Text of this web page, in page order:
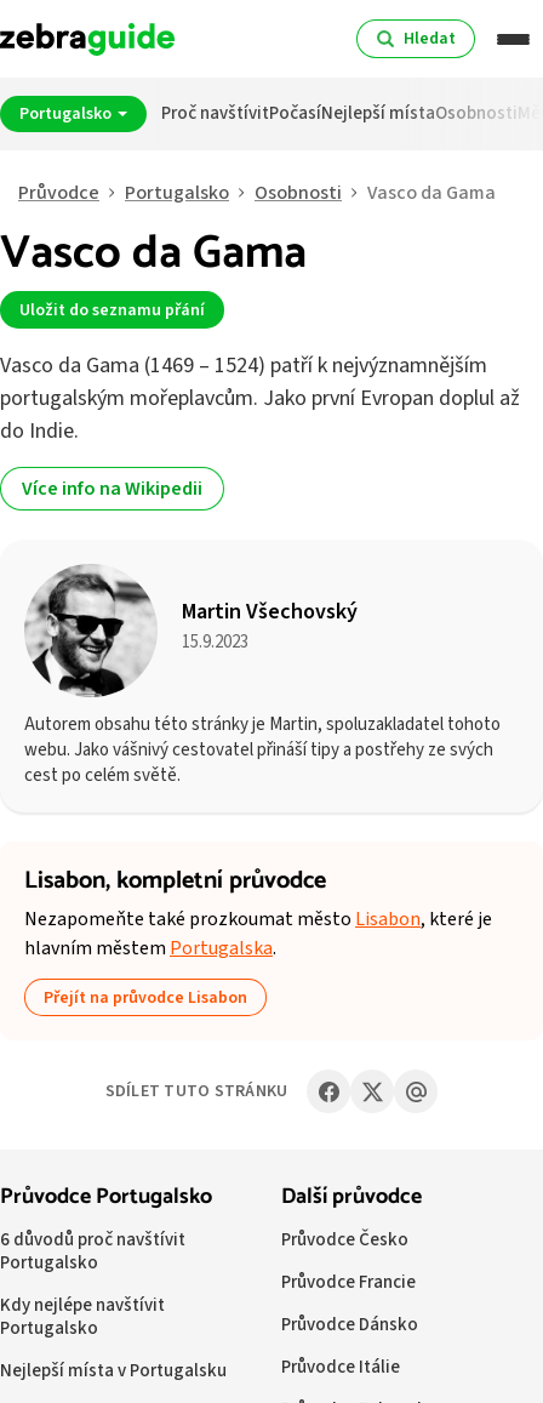
Hledat
Portugalsko Proč navštívitPočasíNejlepší místaOsobnosti
Průvodce Portugalsko Osobnosti Vasco da Gama
Vasco da Gama
Uložit do seznamu přání
Vasco da Gama (1469 – 1524) patří k nejvýznamnějším
portugalským mořeplavcům. Jako první Evropan doplul až
do Indie.
Více info na Wikipedii
Martin Všechovský
15.9.2023
Autorem obsahu této stránky je Martin, spoluzakladatel tohoto
webu. Jako vášnivý cestovatel přináší tipy a postřehy ze svých
cest po celém světě.
Lisabon,kompletní průvodce
Nezapomeňte také prozkoumat městoLisabon, které je
hlavním městemPortugalska.
Přejít na průvodce Lisabon
SDÍLET TUTO STRÁNKU
Průvodce Portugalsko
6 důvodů proč navštívit
Portugalsko
Kdy nejlépe navštívit
Portugalsko
Nejlepší místa v Portugalsku
Další průvodce
Průvodce Česko
Průvodce Francie
Průvodce Dánsko
Průvodce Itálie